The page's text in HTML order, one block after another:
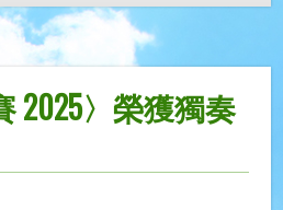
2025〉榮獲獨奏